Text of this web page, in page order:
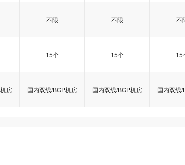
不限 不限 不
15个 15个 15
房 国内双线/BGP机房 国内双线/BGP机房 国内双线/